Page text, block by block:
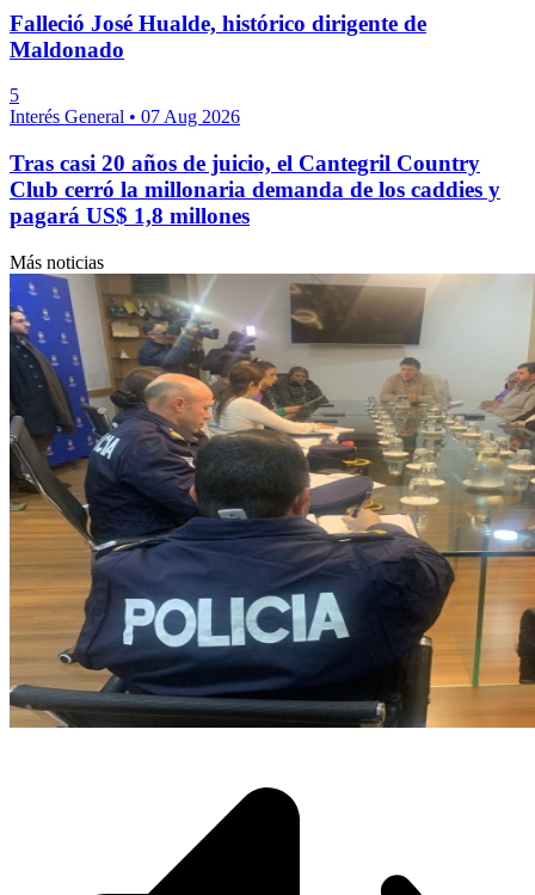
Falleció José Hualde, histórico dirigente de
Maldonado
5
Interés General • 07 Aug 2026
Tras casi 20 años de juicio, el Cantegril Country
Club cerró la millonaria demanda de los caddies y
pagará US$ 1,8 millones
Más noticias